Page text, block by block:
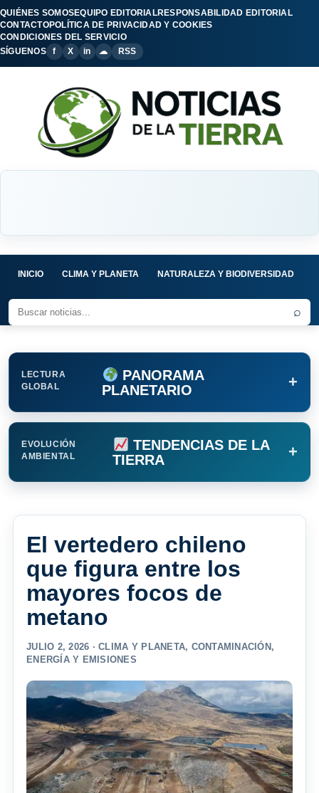
QUIÉNES SOMOSEQUIPO EDITORIALRESPONSABILIDAD EDITORIAL
CONTACTOPOLÍTICA DE PRIVACIDAD Y COOKIES
CONDICIONES DEL SERVICIO
SÍGUENOS
f X in ☁ RSS
INICIO CLIMA Y PLANETA NATURALEZA Y BIODIVERSIDAD
⌕
LECTURA
GLOBAL
PANORAMA
PLANETARIO
+
EVOLUCIÓN
AMBIENTAL
TENDENCIAS DE LA
TIERRA
+
El vertedero chileno
que figura entre los
mayores focos de
metano
JULIO 2, 2026 ·CLIMA Y PLANETA, CONTAMINACIÓN ,
ENERGÍA Y EMISIONES